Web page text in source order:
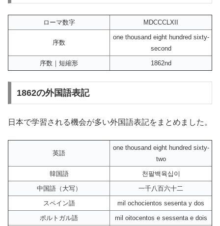
ローマ数字 MDCCCLXII
序数
one thousand eight hundred sixty-
second
序数｜短縮形
1862nd
1862の外国語表記
日本で学習される機会が多い外国語表記をまとめました。
英語
one thousand eight hundred sixty-
two
韓国語
천팔백육십이
中国語（大写）
一千八百六十二
スペイン語
mil ochocientos sesenta y dos
ポルトガル語
mil oitocentos e sessenta e dois